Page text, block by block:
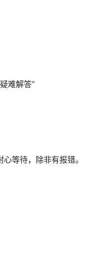
难解答”
等待，除非有报错。